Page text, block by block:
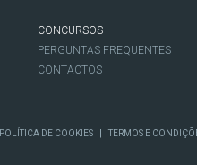
CONCURSOS
PERGUNTAS FREQUENTES
CONTACTOS
POLÍTICA DE COOKIES | TERMOS E